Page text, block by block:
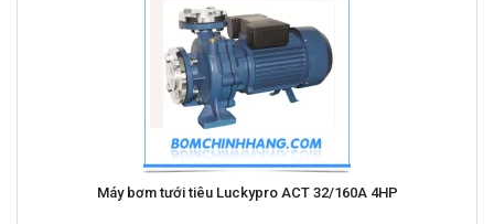
Máy bơm tưới tiêu Luckypro ACT 32/160A 4HP